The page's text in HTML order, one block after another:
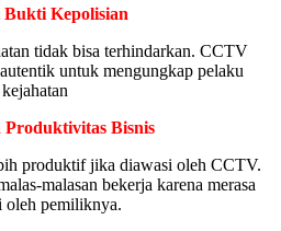
Bukti Kepolisian
tidak bisa terhindarkan. CCTV
untuk mengungkap pelaku
kejahatan
Produktivitas Bisnis
produktif jika diawasi oleh CCTV.
malasan bekerja karena merasa
oleh pemiliknya.